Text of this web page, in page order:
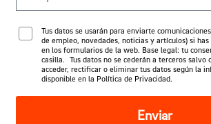
Tus datos se usarán para enviarte
de empleo, novedades, noticias y artículos) si
en los formularios de la web. Base legal: tu
casilla. Tus datos no se cederán a terceros
acceder, rectificar o eliminar tus datos según la
disponible en la Política de Privacidad.
Enviar